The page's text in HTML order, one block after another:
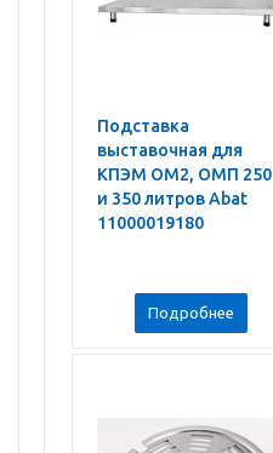
Подставка
выставочная для
КПЭМ ОМ2, ОМП 250
и 350 литров Abat
11000019180
Подробнее